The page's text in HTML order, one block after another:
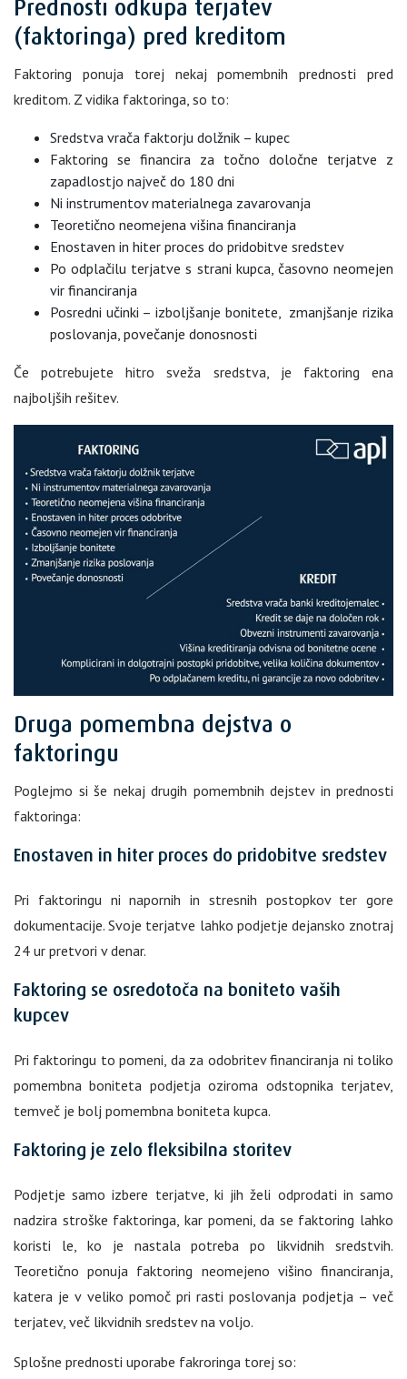
Prednosti odkupa terjatev
(faktoringa) pred kreditom
Faktoring ponuja torej nekaj pomembnih prednosti pred
kreditom. Z vidika faktoringa, so to:
Sredstva vrača faktorju dolžnik – kupec
Faktoring se financira za točno določne terjatve z
zapadlostjo največ do 180 dni
Ni instrumentov materialnega zavarovanja
Teoretično neomejena višina financiranja
Enostaven in hiter proces do pridobitve sredstev
Po odplačilu terjatve s strani kupca, časovno neomejen
vir financiranja
Posredni učinki – izboljšanje bonitete, zmanjšanje rizika
poslovanja, povečanje donosnosti
Če potrebujete hitro sveža sredstva, je faktoring ena
najboljših rešitev.
Druga pomembna dejstva o
faktoringu
Poglejmo si še nekaj drugih pomembnih dejstev in prednosti
faktoringa:
Enostaven in hiter proces do pridobitve sredstev
Pri faktoringu ni napornih in stresnih postopkov ter gore
dokumentacije. Svoje terjatve lahko podjetje dejansko znotraj
24 ur pretvori v denar.
Faktoring se osredotoča na boniteto vaših
kupcev
Pri faktoringu to pomeni, da za odobritev financiranja ni toliko
pomembna boniteta podjetja oziroma odstopnika terjatev,
temveč je bolj pomembna boniteta kupca.
Faktoring je zelo fleksibilna storitev
Podjetje samo izbere terjatve, ki jih želi odprodati in samo
nadzira stroške faktoringa, kar pomeni, da se faktoring lahko
koristi le, ko je nastala potreba po likvidnih sredstvih.
Teoretično ponuja faktoring neomejeno višino financiranja,
katera je v veliko pomoč pri rasti poslovanja podjetja – več
terjatev, več likvidnih sredstev na voljo.
Splošne prednosti uporabe fakroringa torej so: